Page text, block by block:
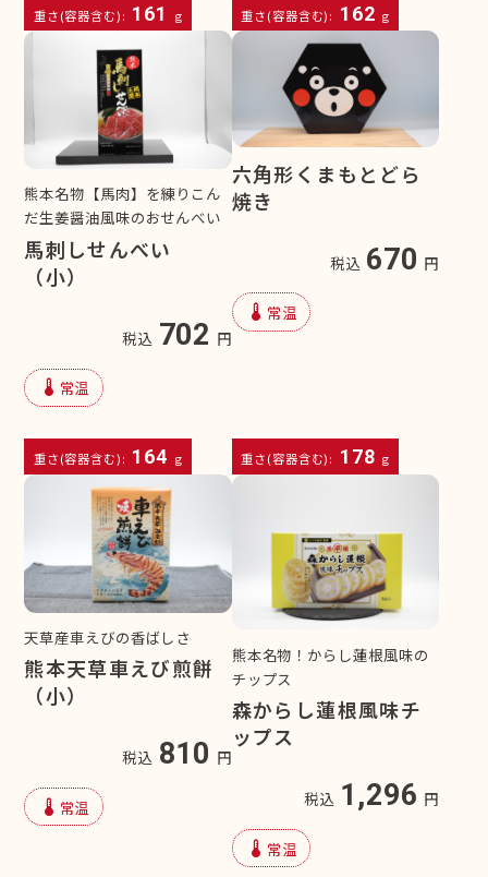
重さ(容器含む): 161 g 重さ(容器含む): 162 g
熊本名物【馬肉】を練りこん
だ生姜醤油風味のおせんべい
馬刺しせんべい
（小）
税込 702 円
device_thermostat 常温
重さ(容器含む): 164 g
六角形くまもとどら
焼き
税込 670 円
device_thermostat 常温
重さ(容器含む): 178 g
天草産車えびの香ばしさ
熊本天草車えび煎餅
（小）
税込 810 円
device_thermostat 常温
熊本名物！からし蓮根風味の
チップス
森からし蓮根風味チ
ップス
税込 1,296 円
device_thermostat 常温